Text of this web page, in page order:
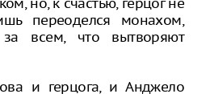
переоделся монахом,
всем, что вытворяют
и герцога, и Анджело